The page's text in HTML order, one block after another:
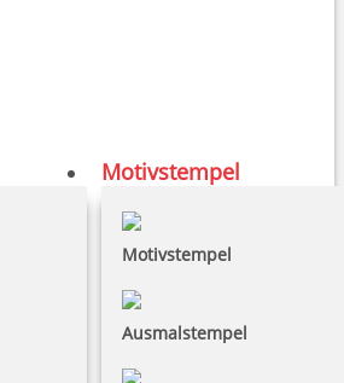
Motivstempel
Motivstempel
Ausmalstempel